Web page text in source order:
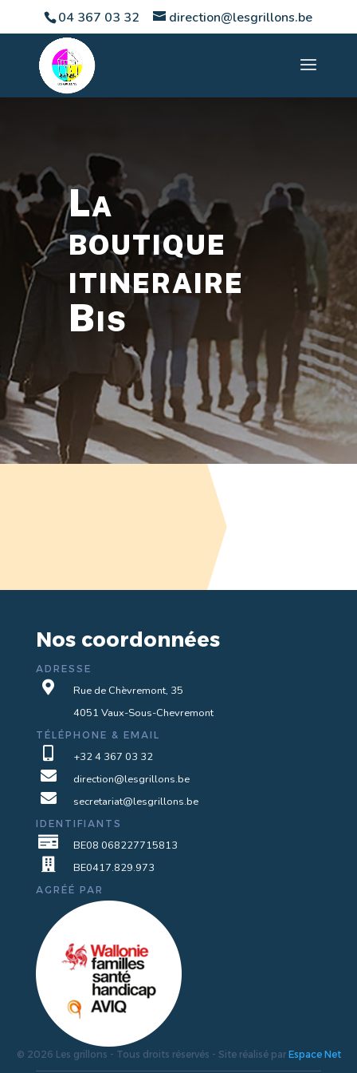
04 367 03 32 direction@lesgrillons.be
La
boutique
itineraire
Bis
Nos coordonnées
ADRESSE

Rue de Chèvremont, 35
4051 Vaux-Sous-Chevremont
TÉLÉPHONE & EMAIL
 +32 4 367 03 32
 direction@lesgrillons.be
 secretariat@lesgrillons.be
IDENTIFIANTS
 BE08 068227715813
 BE0417.829.973
AGRÉÉ PAR
© 2026 Les grillons - Tous droits réservés - Site réalisé par Espace Net